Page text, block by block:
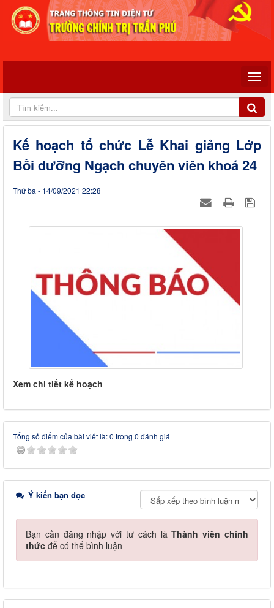
Kế hoạch tổ chức Lễ Khai giảng Lớp
Bồi dưỡng Ngạch chuyên viên khoá 24
Thứ ba - 14/09/2021 22:28
Xem chi tiết kế hoạch
Tổng số điểm của bài viết là: 0 trong 0 đánh giá
Ý kiến bạn đọc
Bạn cần đăng nhập với tư cách làThành viên chính
thức để có thể bình luận